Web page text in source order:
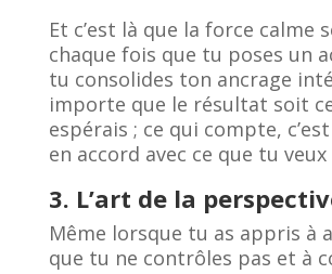
Et c’est là que la force calme
chaque fois que tu poses un
tu consolides ton ancrage
importe que le résultat soit
espérais ; ce qui compte,
en accord avec ce que tu
3. L’art de la
Même lorsque tu as appris à
que tu ne contrôles pas et à